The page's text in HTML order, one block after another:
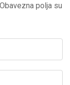
Obavezna polja su